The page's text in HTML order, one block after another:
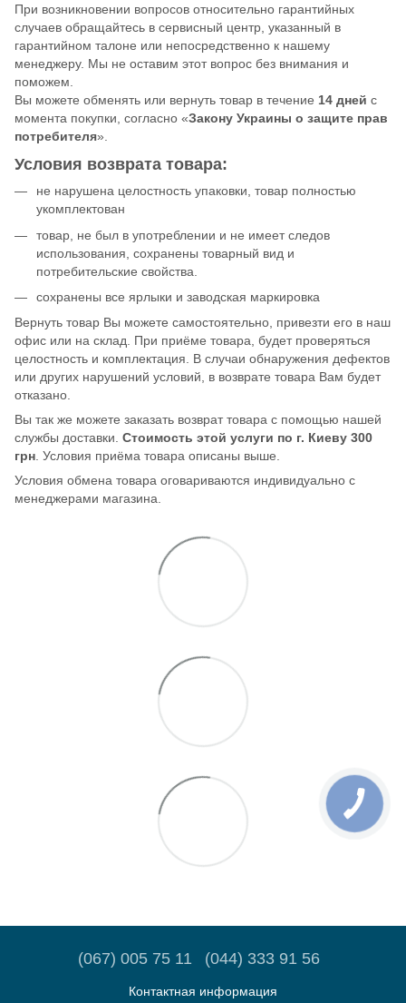
При возникновении вопросов относительно гарантийных
случаев обращайтесь в сервисный центр, указанный в
гарантийном талоне или непосредственно к нашему
менеджеру. Мы не оставим этот вопрос без внимания и
поможем.
Вы можете обменять или вернуть товар в течение 14 дней с
момента покупки, согласно «Закону Украины о защите прав
потребителя».
Условия возврата товара:
не нарушена целостность упаковки, товар полностью
укомплектован
товар, не был в употреблении и не имеет следов
использования, сохранены товарный вид и
потребительские свойства.
сохранены все ярлыки и заводская маркировка
Вернуть товар Вы можете самостоятельно, привезти его в наш
офис или на склад. При приёме товара, будет проверяться
целостность и комплектация. В случаи обнаружения дефектов
или других нарушений условий, в возврате товара Вам будет
отказано.
Вы так же можете заказать возврат товара с помощью нашей
службы доставки. Стоимость этой услуги по г. Киеву 300
грн. Условия приёма товара описаны выше.
Условия обмена товара оговариваются индивидуально с
менеджерами магазина.
(067) 005 75 11 (044) 333 91 56
Контактная информация